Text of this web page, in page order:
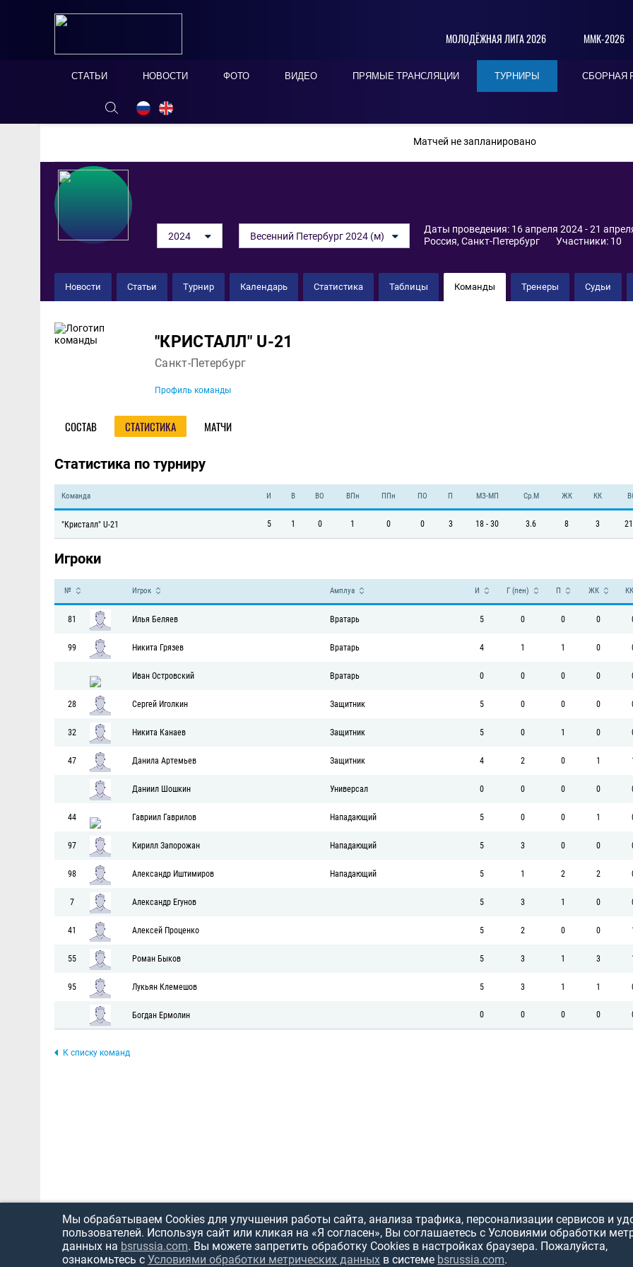
МОЛОДЁЖНАЯ ЛИГА 2026 ММК-2026
СТАТЬИ НОВОСТИ ФОТО ВИДЕО ПРЯМЫЕ ТРАНСЛЯЦИИ ТУРНИРЫ СБОРНАЯ
ОНЛАЙН ТАБЛО СКРЫТЬ
Матчей не запланировано
2024 Весенний Петербург 2024 (м)
Даты проведения: 16 апреля 2024 - 21
Россия, Санкт-Петербург
Участники: 10
Новости Статьи Турнир Календарь Статистика Таблицы Команды Тренеры Судьи
Команда
"КРИСТАЛЛ" U-21
Санкт-Петербург
Профиль команды
СОСТАВ СТАТИСТИКА МАТЧИ
Статистика по турниру
Команда И В ВО ВПн ППн ПО П МЗ-МП Ср.М ЖК КК
"Кристалл" U-21 5 1 0 1 0 0 3 18 - 30 3.6 8 3
Игроки
№ Игрок Амплуа И Г (пен) П ЖК КК
81 Илья Беляев Вратарь 5 0 0 0
99 Никита Грязев Вратарь 4 1 1 0
Иван Островский Вратарь 0 0 0 0
28 Сергей Иголкин Защитник 5 0 0 0
32 Никита Канаев Защитник 5 0 1 0
47 Данила Артемьев Защитник 4 2 0 1 1
Даниил Шошкин Универсал 0 0 0 0
44 Гавриил Гаврилов Нападающий 5 0 0 1
97 Кирилл Запорожан Нападающий 5 3 0 0
98 Александр Иштимиров Нападающий 5 1 2 2
7 Александр Егунов 5 3 1 0
41 Алексей Проценко 5 2 0 0 1
55 Роман Быков 5 3 1 3 1
95 Лукьян Клемешов 5 3 1 1
Богдан Ермолин 0 0 0 0
К списку команд
Мы обрабатываем Cookies для улучшения работы сайта, анализа трафика, персонализации сервисов и
пользователей. Используя сайт или кликая на «Я согласен», Вы соглашаетесь с Условиями обработки
данных на bsrussia.com. Вы можете запретить обработку Cookies в настройках браузера. Пожалуйста,
ознакомьтесь с Условиями обработки метрических данных в системе bsrussia.com.